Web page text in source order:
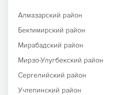
Алмазарский район
Бектимирский район
Мирабадский район
Мирзо-Улугбекский район
Сергелийский район
Учтепинский район